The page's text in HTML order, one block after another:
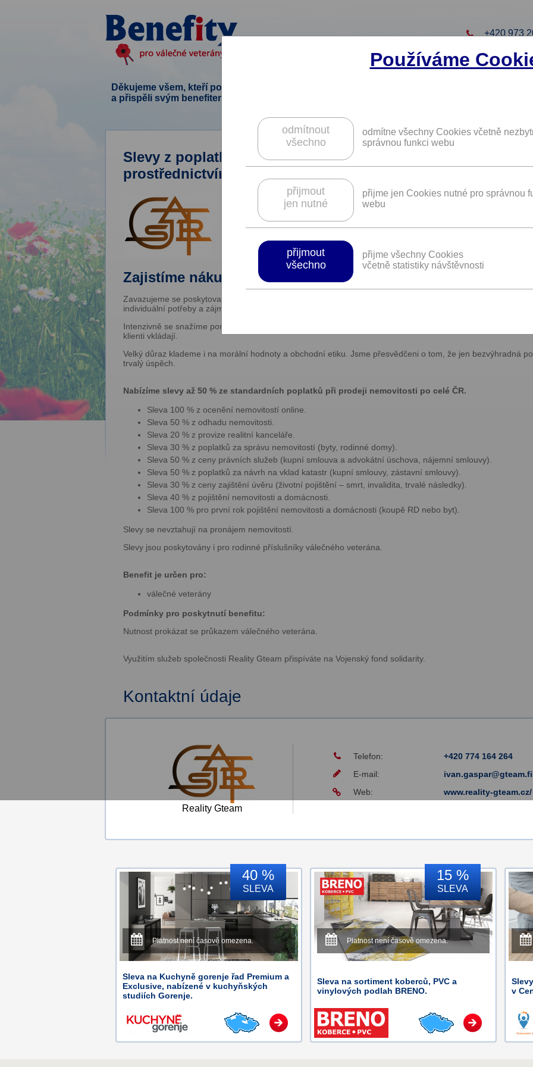
+420 973
Děkujeme všem, kteří podpořili tento projekt
a přispěli svým benefitem.
Používáme
odmítnout
všechno
odmítne všechny Cookies včetně
správnou funkci webu
přijmout
jen nutné
přijme jen Cookies nutné pro správnou
webu
přijmout
všechno
přijme všechny Cookies
včetně statistiky návštěvnosti
Slevy z poplatků při prodeji nemovitosti po celé ČR
prostřednictvím společnosti Reality Gteam.
Platnost není časově omezena.
Zajistíme nákup nebo prodej nemovitosti snadno a rychle.
Zavazujeme se poskytovat našim klientům nejvyšší úroveň služeb v oblasti zprostředkování prodeje a
individuální potřeby a zájmy každého z nich.
Intenzivně se snažíme porozumět všem individuálním potřebám našich klientů a podle toho je uspokojit.
klienti vkládají.
Velký důraz klademe i na morální hodnoty a obchodní etiku. Jsme přesvědčeni o tom, že jen bezvýhradná
trvalý úspěch.
Nabízíme slevy až 50 % ze standardních poplatků při prodeji nemovitosti po celé ČR.
Sleva 100 % z ocenění nemovitostí online.
Sleva 50 % z odhadu nemovitosti.
Sleva 20 % z provize realitní kanceláře.
Sleva 30 % z poplatků za správu nemovitostí (byty, rodinné domy).
Sleva 50 % z ceny právních služeb (kupní smlouva a advokátní úschova, nájemní smlouvy).
Sleva 50 % z poplatků za návrh na vklad katastr (kupní smlouvy, zástavní smlouvy).
Sleva 30 % z ceny zajištění úvěru (životní pojištění – smrt, invalidita, trvalé následky).
Sleva 40 % z pojištění nemovitosti a domácnosti.
Sleva 100 % pro první rok pojištění nemovitosti a domácnosti (koupě RD nebo byt).
Slevy se nevztahují na pronájem nemovitostí.
Slevy jsou poskytovány i pro rodinné příslušníky válečného veterána.
Benefit je určen pro:
válečné veterány
Podmínky pro poskytnutí benefitu:
Nutnost prokázat se průkazem válečného veterána.
Využitím služeb společnosti Reality Gteam přispíváte na Vojenský fond solidarity.
Kontaktní údaje
Reality Gteam
Telefon:
+420 774 164 264
E-mail:
Web:
www.reality-gteam.cz/
40 %
SLEVA
Platnost není časově omezena.
Sleva na Kuchyně gorenje řad Premium a
Exclusive, nabízené v kuchyňských
studiích Gorenje.
15 %
SLEVA
Platnost není časově omezena.
Sleva na sortiment koberců, PVC a
vinylových podlah BRENO.
v